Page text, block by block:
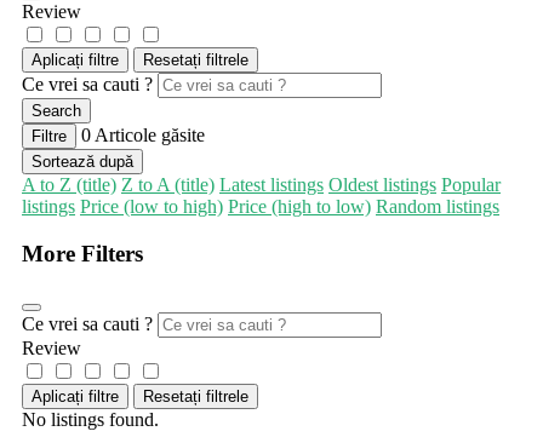
Review
Aplicați filtre Resetați filtrele
Ce vrei sa cauti ?
Search
Filtre
0 Articole găsite
Sortează după
A to Z (title) Z to A (title) Latest listings Oldest listings Popular
listings Price (low to high) Price (high to low) Random listings
More Filters
Ce vrei sa cauti ?
Review
Aplicați filtre Resetați filtrele
No listings found.